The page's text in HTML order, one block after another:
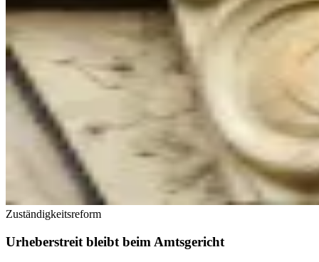
Zuständigkeitsreform
Urheberstreit bleibt beim Amtsgericht